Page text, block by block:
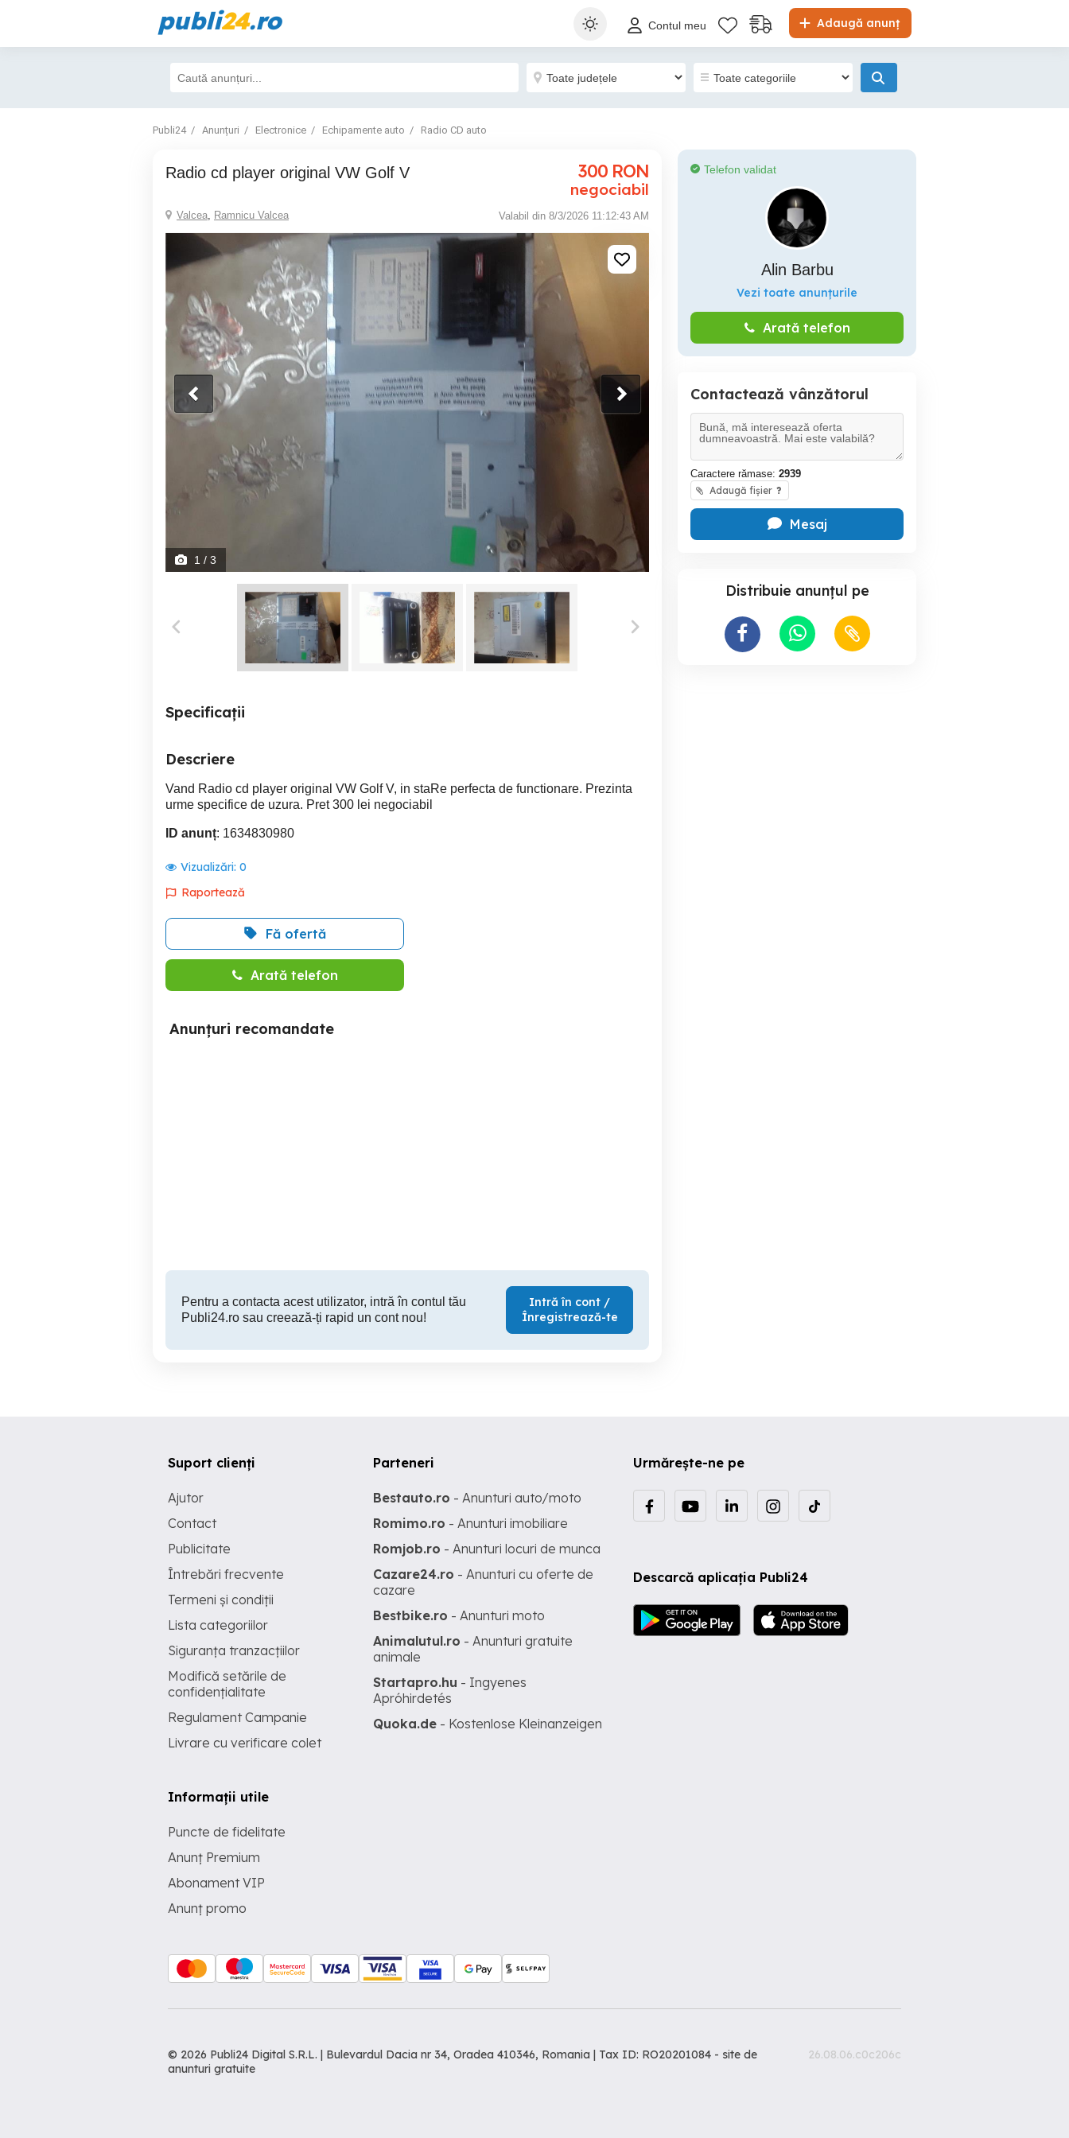
publi24.ro Adaugă anunț
Contul meu
Publi24 Anunțuri Electronice Echipamente auto Radio CD auto
Radio cd player original VW Golf V 300 RON
negociabil
Valcea, Ramnicu Valcea Valabil din 8/3/2026 11:12:43 AM
1 / 3
Specificații
Descriere
Vand Radio cd player original VW Golf V, in staRe perfecta de functionare. Prezinta
urme specifice de uzura. Pret 300 lei negociabil
ID anunț: 1634830980
Vizualizări: 0
Raportează
Fă ofertă
Arată telefon
Anunțuri recomandate
Pentru a contacta acest utilizator, intră în contul tău
Publi24.ro sau creează-ți rapid un cont nou!
Intră în cont /
Înregistrează-te
Telefon validat
Alin Barbu
Vezi toate anunțurile
Arată telefon
Contactează vânzătorul
Caractere rămase: 2939
Adaugă fișier ?
Mesaj
Distribuie anunțul pe
Urmărește-ne pe
Descarcă aplicația Publi24
Suport clienți
Ajutor
Contact
Publicitate
Întrebări frecvente
Termeni și condiții
Lista categoriilor
Siguranța tranzacțiilor
Modifică setările de
confidențialitate
Regulament Campanie
Livrare cu verificare colet
Informații utile
Puncte de fidelitate
Anunț Premium
Abonament VIP
Anunț promo
Parteneri
Bestauto.ro - Anunturi auto/moto
Romimo.ro - Anunturi imobiliare
Romjob.ro - Anunturi locuri de munca
Cazare24.ro - Anunturi cu oferte de
cazare
Bestbike.ro - Anunturi moto
Animalutul.ro - Anunturi gratuite
animale
Startapro.hu - Ingyenes
Apróhirdetés
Quoka.de - Kostenlose Kleinanzeigen
© 2026 Publi24 Digital S.R.L. | Bulevardul Dacia nr 34, Oradea 410346, Romania | Tax ID: RO20201084 - site de
anunturi gratuite
26.08.06.c0c206c